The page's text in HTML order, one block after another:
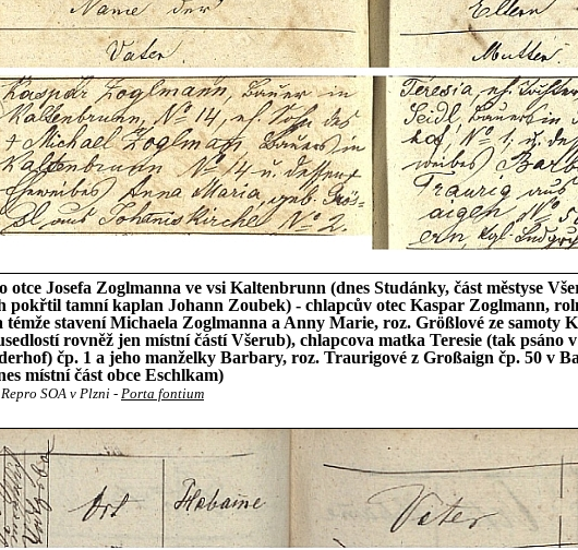
Josefa Zoglmanna ve vsi Kaltenbrunn (dnes Studánky, část městyse
pokřtil tamní kaplan Johann Zoubek) - chlapcův otec Kaspar Zoglmann,
stavení Michaela Zoglmanna a Anny Marie, roz. Größlové ze samoty
rovněž jen místní částí Všerub), chlapcova matka Teresie (tak psáno
čp. 1 a jeho manželky Barbary, roz. Traurigové z Großaign čp. 50 v
místní část obce Eschlkam)
Repro SOA v Plzni - Porta fontium